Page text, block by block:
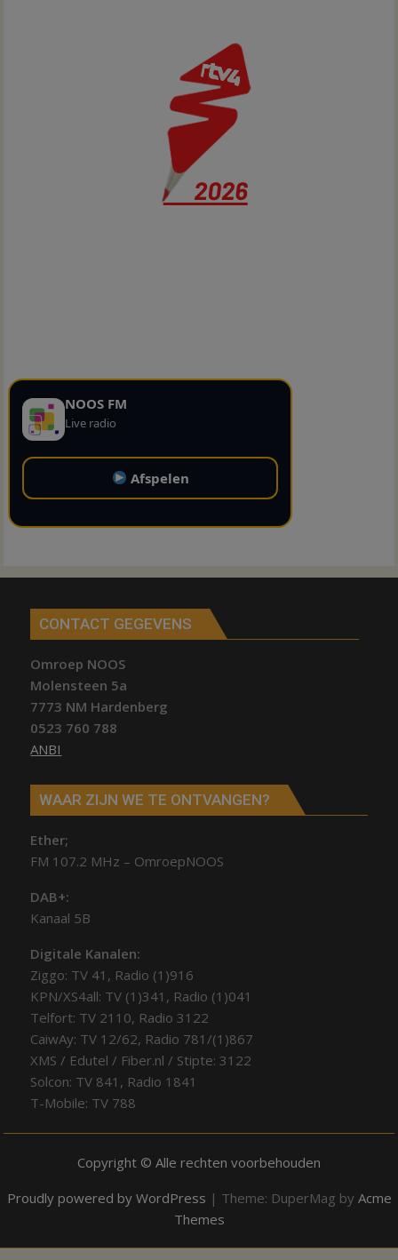
NOOS FM
Live radio
Afspelen
CONTACT GEGEVENS
Omroep NOOS
Molensteen 5a
7773 NM Hardenberg
0523 760 788
ANBI
WAAR ZIJN WE TE ONTVANGEN?
Ether;
FM 107.2 MHz – OmroepNOOS
DAB+:
Kanaal 5B
Digitale Kanalen:
Ziggo: TV 41, Radio (1)916
KPN/XS4all: TV (1)341, Radio (1)041
Telfort: TV 2110, Radio 3122
CaiwAy: TV 12/62, Radio 781/(1)867
XMS / Edutel / Fiber.nl / Stipte: 3122
Solcon: TV 841, Radio 1841
T-Mobile: TV 788
Copyright © Alle rechten voorbehouden
Proudly powered by WordPress | Theme: DuperMag by Acme
Themes